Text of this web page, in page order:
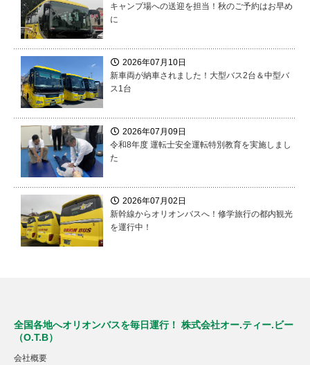
キャンプ場への送迎を担当！秋のご予約はお早め
に
2026年07月10日
新車両が納車されました！大型バス2台＆中型バ
ス1台
2026年07月09日
令和8年度 運転士安全運転特別教育を実施しまし
た
2026年07月02日
新幹線からオリオンバスへ！修学旅行の都内観光
を運行中！
全国各地へオリオンバスを毎日運行！ 株式会社オー.ティー.ビー
（O.T.B）
会社概要